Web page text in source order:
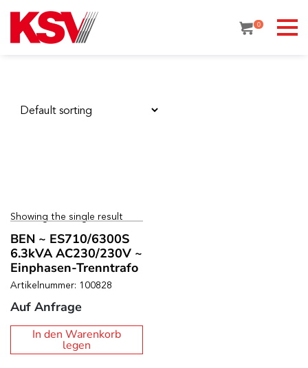
content
0
Showing the single result
BEN ~ ES710/6300S
6.3kVA AC230/230V ~
Einphasen-Trenntrafo
Artikelnummer: 100828
Auf Anfrage
In den Warenkorb
legen